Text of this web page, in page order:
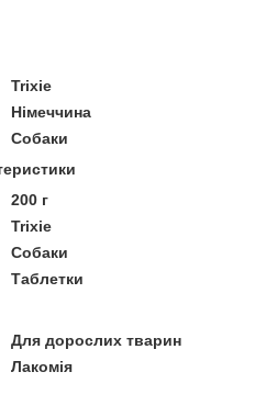
Trixie
Німеччина
Собаки
200 г
Trixie
Собаки
Таблетки
Для дорослих тварин
Лакомія